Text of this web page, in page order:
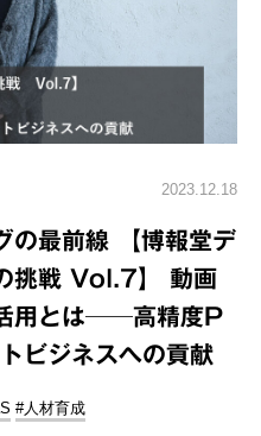
2023.12.18
の最前線 【博報堂デ
挑戦 Vol.7】 動画
用とは──高精度P
ビジネスへの貢献
#人材育成